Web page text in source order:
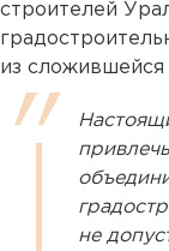
строителей
из сложившейся
не